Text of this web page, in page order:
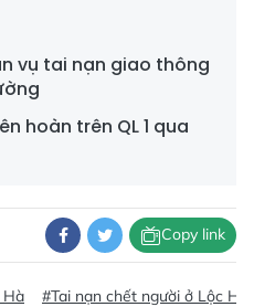
vụ tai nạn giao thông
hoàn trên QL 1 qua
Copy link
Hà #Tai nạn chết người ở Lộc Hà